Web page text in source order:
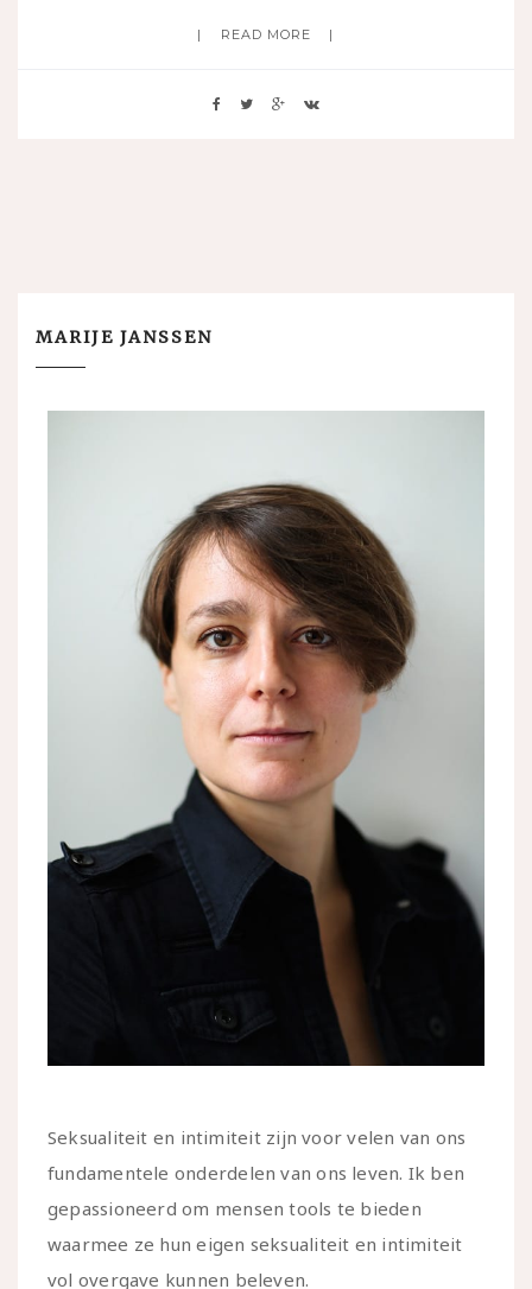
READ MORE
MARIJE JANSSEN
Seksualiteit en intimiteit zijn voor velen van ons
fundamentele onderdelen van ons leven. Ik ben
gepassioneerd om mensen tools te bieden
waarmee ze hun eigen seksualiteit en intimiteit
vol overgave kunnen beleven.